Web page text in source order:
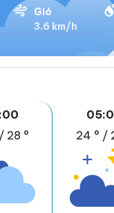
Gió
3.6 km/h
/ 28 °
24 ° /